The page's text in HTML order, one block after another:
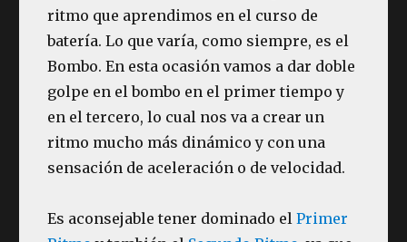
ritmo que aprendimos en el curso de
batería. Lo que varía, como siempre, es el
Bombo. En esta ocasión vamos a dar doble
golpe en el bombo en el primer tiempo y
en el tercero, lo cual nos va a crear un
ritmo mucho más dinámico y con una
sensación de aceleración o de velocidad.
Es aconsejable tener dominado elPrimer